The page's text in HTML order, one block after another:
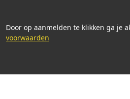
Door op aanmelden te klikken ga je
voorwaarden